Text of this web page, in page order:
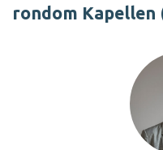
rondom Kapellen